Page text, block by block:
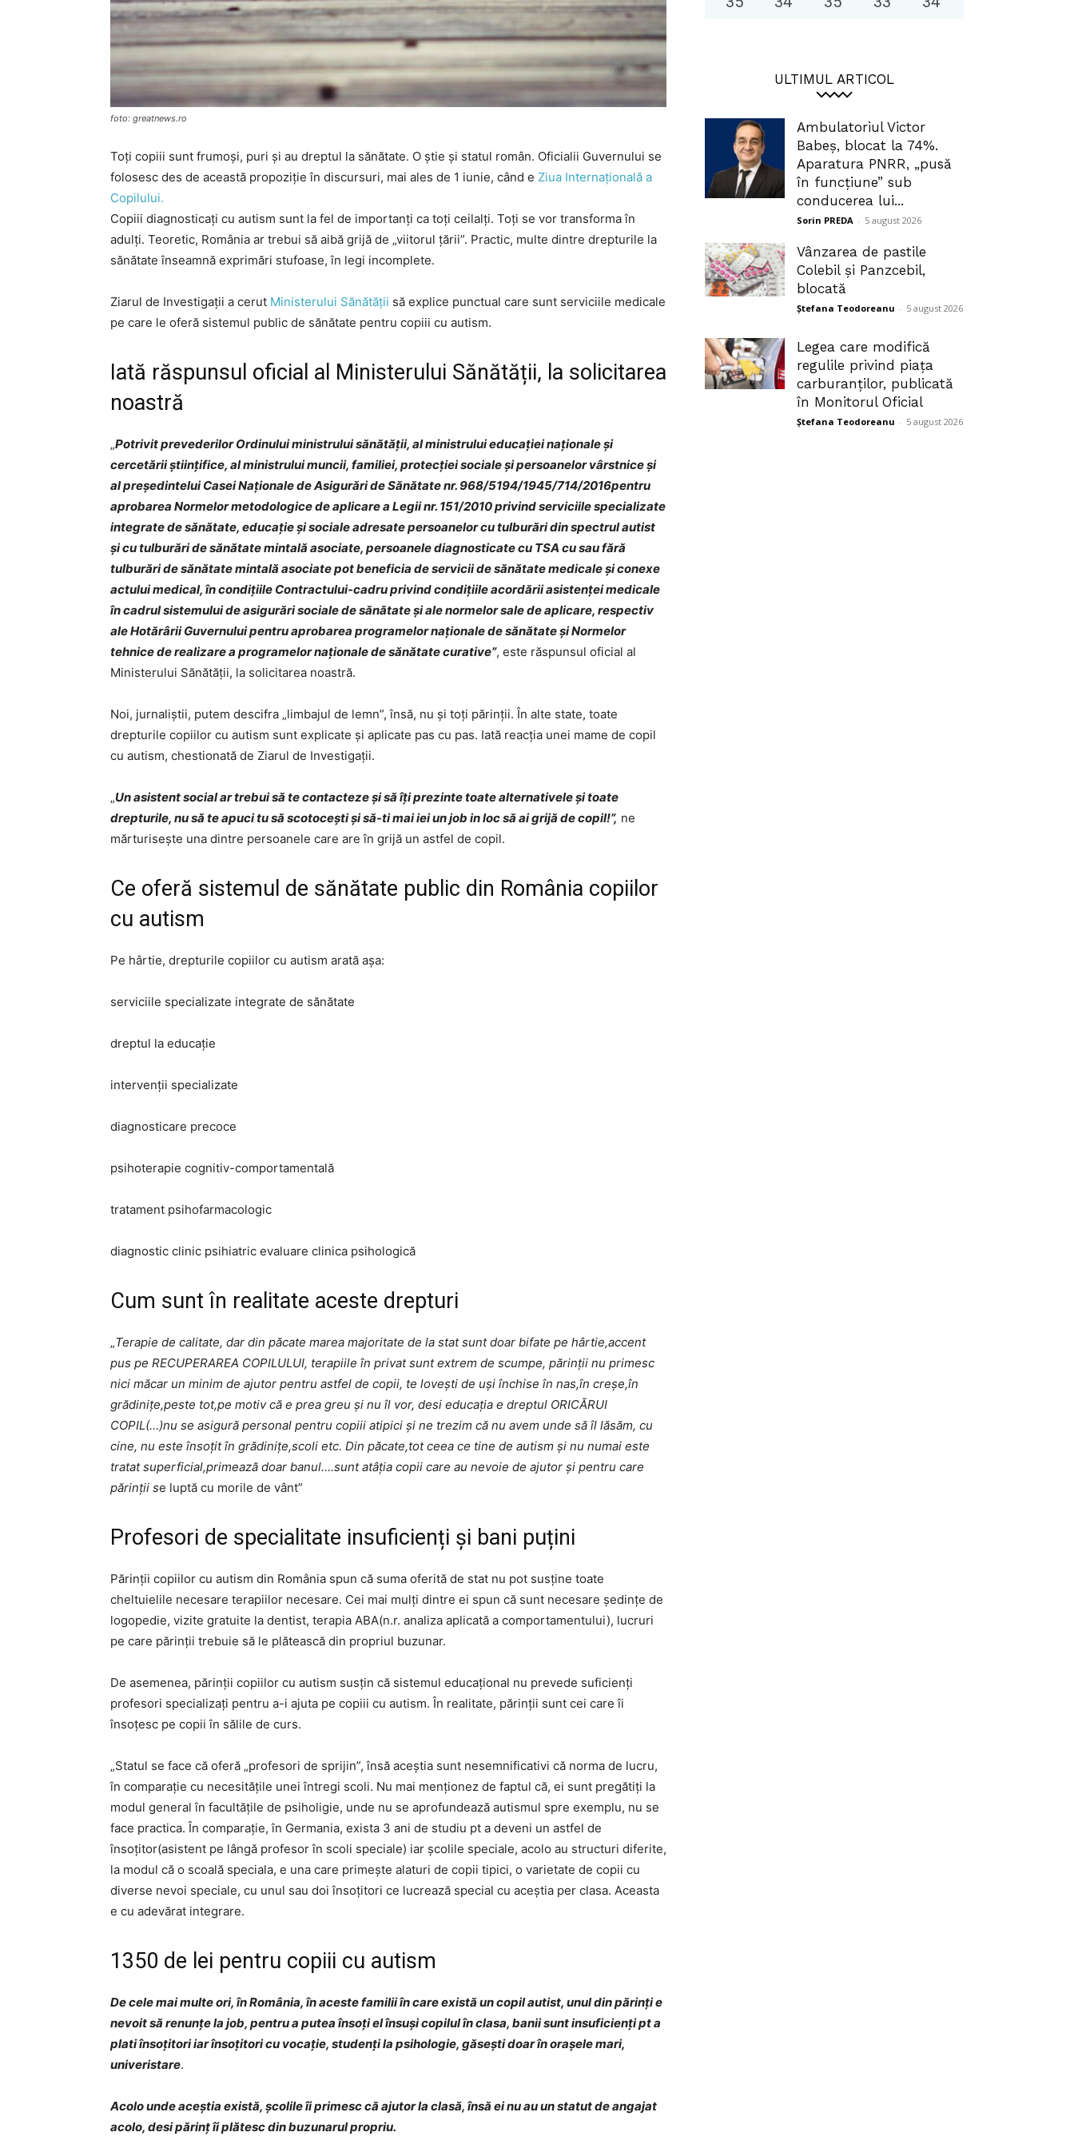
foto: greatnews.ro
Toți copiii sunt frumoși, puri și au dreptul la sănătate. O știe și statul român. Oficialii Guvernului se
folosesc des de această propoziție în discursuri, mai ales de 1 iunie, când e Ziua Internațională a
Copilului.
Copiii diagnosticați cu autism sunt la fel de importanți ca toți ceilalți. Toți se vor transforma în
adulți. Teoretic, România ar trebui să aibă grijă de „viitorul țării”. Practic, multe dintre drepturile la
sănătate înseamnă exprimări stufoase, în legi incomplete.
Ziarul de Investigații a cerut Ministerului Sănătății să explice punctual care sunt serviciile medicale
pe care le oferă sistemul public de sănătate pentru copiii cu autism.
Iată răspunsul oficial al Ministerului Sănătății, la solicitarea
noastră
„Potrivit prevederilor Ordinului ministrului sănătăţii, al ministrului educaţiei naţionale şi
cercetării ştiinţifice, al ministrului muncii, familiei, protecţiei sociale şi persoanelor vârstnice şi
al preşedintelui Casei Naţionale de Asigurări de Sănătate nr. 968/5194/1945/714/2016pentru
aprobarea Normelor metodologice de aplicare a Legii nr. 151/2010 privind serviciile specializate
integrate de sănătate, educaţie şi sociale adresate persoanelor cu tulburări din spectrul autist
şi cu tulburări de sănătate mintală asociate, persoanele diagnosticate cu TSA cu sau fără
tulburări de sănătate mintală asociate pot beneficia de servicii de sănătate medicale şi conexe
actului medical, în condiţiile Contractului-cadru privind condiţiile acordării asistenţei medicale
în cadrul sistemului de asigurări sociale de sănătate şi ale normelor sale de aplicare, respectiv
ale Hotărârii Guvernului pentru aprobarea programelor naţionale de sănătate şi Normelor
tehnice de realizare a programelor naţionale de sănătate curative”, este răspunsul oficial al
Ministerului Sănătății, la solicitarea noastră.
Noi, jurnaliștii, putem descifra „limbajul de lemn”, însă, nu și toți părinții. În alte state, toate
drepturile copiilor cu autism sunt explicate și aplicate pas cu pas. Iată reacția unei mame de copil
cu autism, chestionată de Ziarul de Investigații.
„Un asistent social ar trebui să te contacteze și să îți prezinte toate alternativele și toate
drepturile, nu să te apuci tu să scotocești și să-ti mai iei un job in loc să ai grijă de copil!”, ne
mărturisește una dintre persoanele care are în grijă un astfel de copil.
Ce oferă sistemul de sănătate public din România copiilor
cu autism
Pe hârtie, drepturile copiilor cu autism arată așa:
serviciile specializate integrate de sănătate
dreptul la educație
intervenții specializate
diagnosticare precoce
psihoterapie cognitiv-comportamentală
tratament psihofarmacologic
diagnostic clinic psihiatric evaluare clinica psihologică
Cum sunt în realitate aceste drepturi
„Terapie de calitate, dar din păcate marea majoritate de la stat sunt doar bifate pe hârtie,accent
pus pe RECUPERAREA COPILULUI, terapiile în privat sunt extrem de scumpe, părinții nu primesc
nici măcar un minim de ajutor pentru astfel de copii, te lovești de uși închise în nas,în creșe,în
grădinițe,peste tot,pe motiv că e prea greu și nu îl vor, desi educația e dreptul ORICĂRUI
COPIL(…)nu se asigură personal pentru copiii atipici și ne trezim că nu avem unde să îl lăsăm, cu
cine, nu este însoțit în grădinițe,scoli etc. Din păcate,tot ceea ce tine de autism și nu numai este
tratat superficial,primează doar banul….sunt atâția copii care au nevoie de ajutor și pentru care
părinții se luptă cu morile de vânt”
Profesori de specialitate insuficienți și bani puțini
Părinții copiilor cu autism din România spun că suma oferită de stat nu pot susține toate
cheltuielile necesare terapiilor necesare. Cei mai mulți dintre ei spun că sunt necesare ședințe de
logopedie, vizite gratuite la dentist, terapia ABA(n.r. analiza aplicată a comportamentului), lucruri
pe care părinții trebuie să le plătească din propriul buzunar.
De asemenea, părinții copiilor cu autism susțin că sistemul educațional nu prevede suficienți
profesori specializați pentru a-i ajuta pe copiii cu autism. În realitate, părinții sunt cei care îi
însoțesc pe copii în sălile de curs.
„​Statul se face că oferă „profesori de sprijin”, însă aceștia sunt nesemnificativi că norma de lucru,
în comparație cu necesitățile unei întregi scoli. Nu mai menționez de faptul că, ei sunt pregătiți la
modul general în facultățile de psiholigie, unde nu se aprofundează autismul spre exemplu, nu se
face practica. În comparație, în Germania, exista 3 ani de studiu pt a deveni un astfel de
însoțitor(asistent pe lângă profesor în scoli speciale) iar școlile speciale, acolo au structuri diferite,
la modul că o scoală speciala, e una care primește alaturi de copii tipici, o varietate de copii cu
diverse nevoi speciale, cu unul sau doi însoțitori ce lucrează special cu aceștia per clasa. Aceasta
e cu adevărat integrare.
1350 de lei pentru copiii cu autism
De cele mai multe ori, în România, în aceste familii în care există un copil autist, unul din părinți e
nevoit să renunțe la job, pentru a putea însoți el însuși copilul în clasa, banii sunt insuficienți pt a
plati însoțitori iar însoțitori cu vocație, studenți la psihologie, găsești doar în orașele mari,
univeristare.
Acolo unde aceștia există, școlile îi primesc că ajutor la clasă, însă ei nu au un statut de angajat
acolo, desi părinț îi plătesc din buzunarul propriu.
ULTIMUL ARTICOL
Ambulatoriul Victor
Babeș, blocat la 74%.
Aparatura PNRR, „pusă
în funcțiune” sub
conducerea lui...
Sorin PREDA - 5 august 2026
Vânzarea de pastile
Colebil și Panzcebil,
blocată
Ștefana Teodoreanu - 5 august 2026
Legea care modifică
regulile privind piața
carburanților, publicată
în Monitorul Oficial
Ștefana Teodoreanu - 5 august 2026